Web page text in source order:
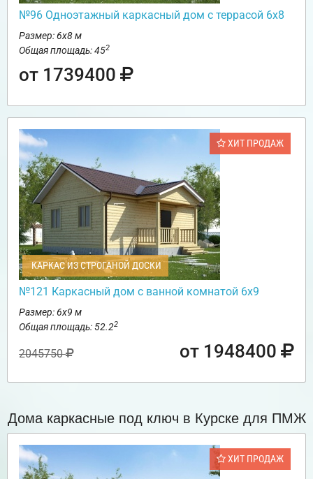
№96 Одноэтажный каркасный дом с террасой 6х8
Размер: 6х8 м
Общая площадь: 452
от 1739400
ХИТ ПРОДАЖ
КАРКАС ИЗ СТРОГАНОЙ ДОСКИ
№121 Каркасный дом с ванной комнатой 6х9
Размер: 6х9 м
Общая площадь: 52.22
2045750 от 1948400
Дома каркасные под ключ в Курске для ПМЖ
ХИТ ПРОДАЖ